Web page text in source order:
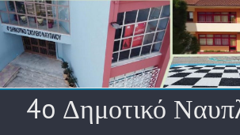
Skip
to
content
4o Δημοτικό